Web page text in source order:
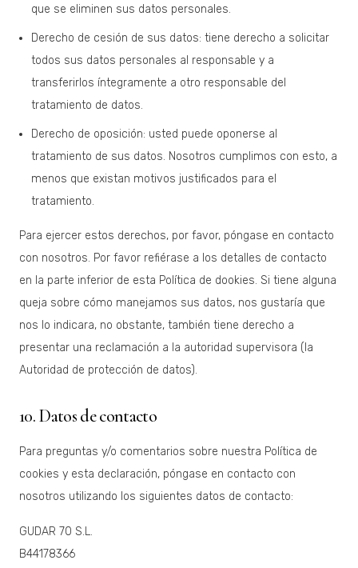
que se eliminen sus datos personales.
Derecho de cesión de sus datos: tiene derecho a solicitar
todos sus datos personales al responsable y a
transferirlos íntegramente a otro responsable del
tratamiento de datos.
Derecho de oposición: usted puede oponerse al
tratamiento de sus datos. Nosotros cumplimos con esto, a
menos que existan motivos justificados para el
tratamiento.
Para ejercer estos derechos, por favor, póngase en contacto
con nosotros. Por favor refiérase a los detalles de contacto
en la parte inferior de esta Política de dookies. Si tiene alguna
queja sobre cómo manejamos sus datos, nos gustaría que
nos lo indicara, no obstante, también tiene derecho a
presentar una reclamación a la autoridad supervisora (la
Autoridad de protección de datos).
10. Datos de contacto
Para preguntas y/o comentarios sobre nuestra Política de
cookies y esta declaración, póngase en contacto con
nosotros utilizando los siguientes datos de contacto:
GUDAR 70 S.L.
B44178366